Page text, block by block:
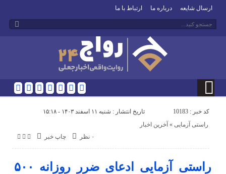
ارسال شایعه درباره ما ارتباط با ما
کد خبر : 10183 تاریخ انتشار : شنبه ۱۱ اسفند ۱۴۰۳ - ۱۵:۱۸
چاپ خبر ۰ نظر
آخرین اخبار « راستی آزمایی
راستی آزمایی ادعای ضرر روزانه ۵۰۰